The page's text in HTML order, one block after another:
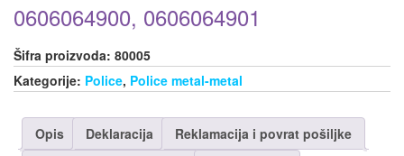
0606064900, 0606064901
Šifra proizvoda: 80005
Kategorije: Police, Police metal-metal
Opis Deklaracija
Reklamacija i povrat pošiljke